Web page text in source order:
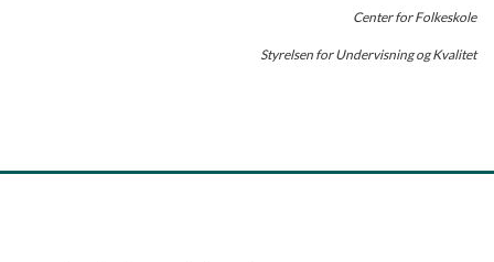
Center for Folkeskole
Styrelsen for Undervisning og Kvalitet